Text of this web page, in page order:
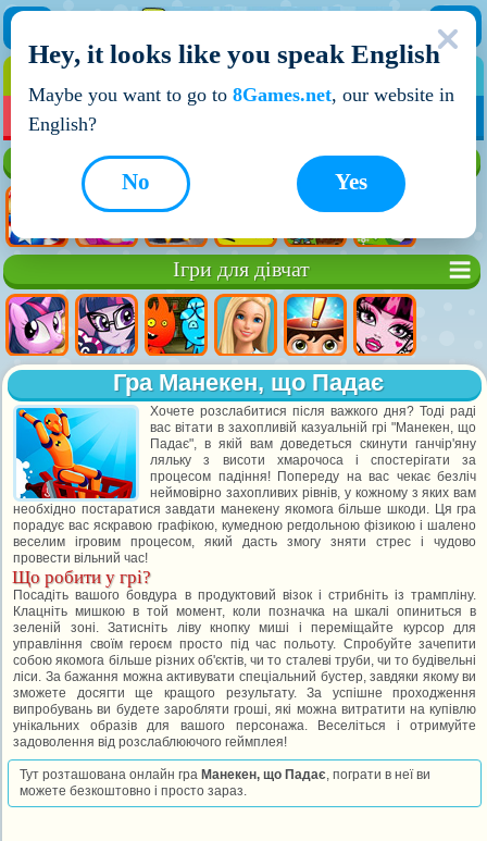
НОВІ ІГРИ
Ігри для дівчат
Гра Манекен, що Падає
Хочете розслабитися після важкого дня? Тоді раді
вас вітати в захопливій казуальній грі "Манекен, що
Падає", в якій вам доведеться скинути ганчір'яну
ляльку з висоти хмарочоса і спостерігати за
процесом падіння! Попереду на вас чекає безліч
неймовірно захопливих рівнів, у кожному з яких вам
необхідно постаратися завдати манекену якомога більше шкоди. Ця гра
порадує вас яскравою графікою, кумедною регдольною фізикою і шалено
веселим ігровим процесом, який дасть змогу зняти стрес і чудово
провести вільний час!
Що робити у грі?
Посадіть вашого бовдура в продуктовий візок і стрибніть із трампліну.
Клацніть мишкою в той момент, коли позначка на шкалі опиниться в
зеленій зоні. Затисніть ліву кнопку миші і переміщайте курсор для
управління своїм героєм просто під час польоту. Спробуйте зачепити
собою якомога більше різних об'єктів, чи то сталеві труби, чи то будівельні
ліси. За бажання можна активувати спеціальний бустер, завдяки якому ви
зможете досягти ще кращого результату. За успішне проходження
випробувань ви будете заробляти гроші, які можна витратити на купівлю
унікальних образів для вашого персонажа. Веселіться і отримуйте
задоволення від розслаблюючого геймплея!
Тут розташована онлайн гра Манекен, що Падає, пограти в неї ви
можете безкоштовно і просто зараз.
Hey, it looks like you speak English
Maybe you want to go to 8Games.net, our website in
English?
Yes
No